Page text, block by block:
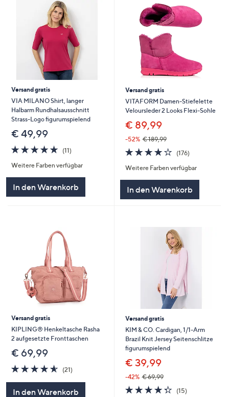
Versand gratis
VIA MILANO Shirt, langer
Halbarm Rundhalsausschnitt
Strass-Logo figurumspielend
€ 49,99
4.6
von
5
(11)
Weitere Farben verfügbar
In den Warenkorb
Versand gratis
VITAFORM Damen-Stiefelette
Veloursleder 2 Looks Flexi-Sohle
€ 89,99
-52% € 189,99
4.0
von
5
(176)
Weitere Farben verfügbar
In den Warenkorb
Versand gratis
KIPLING® Henkeltasche Rasha
2 aufgesetzte Fronttaschen
€ 69,99
4.6
von
5
(21)
In den Warenkorb
Versand gratis
KIM & CO. Cardigan, 1/1-Arm
Brazil Knit Jersey Seitenschlitze
figurumspielend
€ 39,99
-42% € 69,99
4.3
(15)